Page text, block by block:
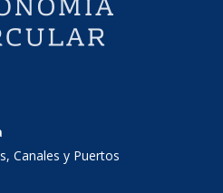
Canales y Puertos